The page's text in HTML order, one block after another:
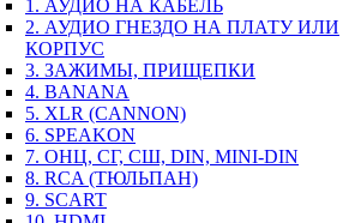
1. АУДИО НА КАБЕЛЬ
2. АУДИО ГНЕЗДО НА ПЛАТУ ИЛИ
КОРПУС
3. ЗАЖИМЫ, ПРИЩЕПКИ
4. BANANA
5. XLR (CANNON)
6. SPEAKON
7. ОНЦ, СГ, СШ, DIN, MINI-DIN
8. RCA (ТЮЛЬПАН)
9. SCART